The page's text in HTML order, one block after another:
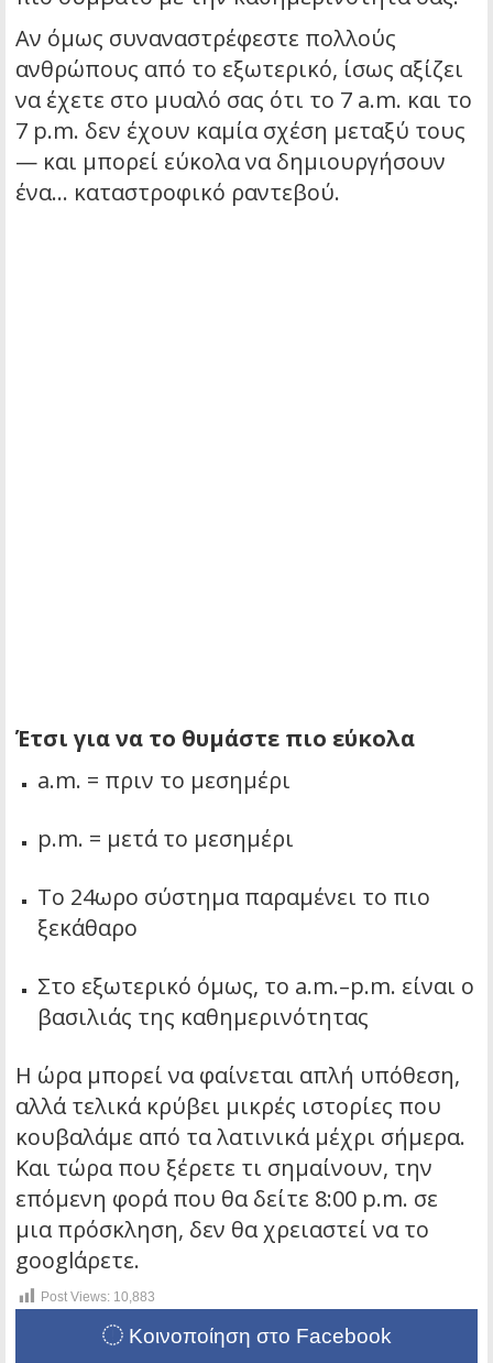
Αν όμως συναναστρέφεστε πολλούς
ανθρώπους από το εξωτερικό, ίσως αξίζει
να έχετε στο μυαλό σας ότι το 7 a.m. και το
7 p.m. δεν έχουν καμία σχέση μεταξύ τους
— και μπορεί εύκολα να δημιουργήσουν
ένα… καταστροφικό ραντεβού.
Έτσι για να το θυμάστε πιο εύκολα
a.m. = πριν το μεσημέρι
p.m. = μετά το μεσημέρι
Το 24ωρο σύστημα παραμένει το πιο
ξεκάθαρο
Στο εξωτερικό όμως, το a.m.–p.m. είναι ο
βασιλιάς της καθημερινότητας
Η ώρα μπορεί να φαίνεται απλή υπόθεση,
αλλά τελικά κρύβει μικρές ιστορίες που
κουβαλάμε από τα λατινικά μέχρι σήμερα.
Και τώρα που ξέρετε τι σημαίνουν, την
επόμενη φορά που θα δείτε 8:00 p.m. σε
μια πρόσκληση, δεν θα χρειαστεί να το
googlάρετε.
Post Views: 10,883
Κοινοποίηση στο Facebook